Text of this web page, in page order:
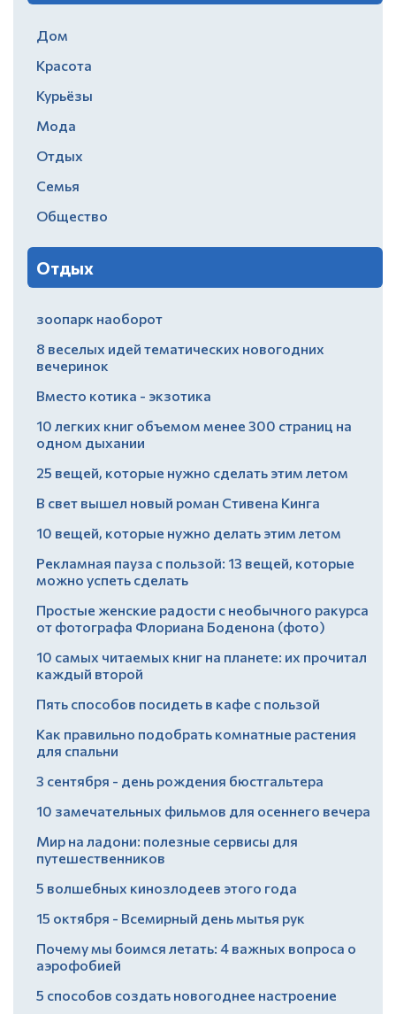
Дом
Красота
Курьёзы
Мода
Отдых
Семья
Общество
Отдых
зоопарк наоборот
8 веселых идей тематических новогодних
вечеринок
Вместо котика - экзотика
10 легких книг объемом менее 300 страниц на
одном дыхании
25 вещей, которые нужно сделать этим летом
В свет вышел новый роман Стивена Кинга
10 вещей, которые нужно делать этим летом
Рекламная пауза с пользой: 13 вещей, которые
можно успеть сделать
Простые женские радости с необычного ракурса
от фотографа Флориана Боденона (фото)
10 самых читаемых книг на планете: их прочитал
каждый второй
Пять способов посидеть в кафе с пользой
Как правильно подобрать комнатные растения
для спальни
3 сентября - день рождения бюстгальтера
10 замечательных фильмов для осеннего вечера
Мир на ладони: полезные сервисы для
путешественников
5 волшебных кинозлодеев этого года
15 октября - Всемирный день мытья рук
Почему мы боимся летать: 4 важных вопроса о
аэрофобией
5 способов создать новогоднее настроение